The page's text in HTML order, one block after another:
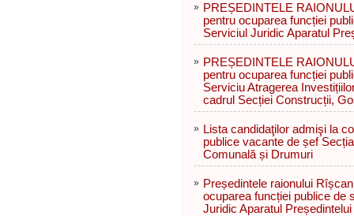
» PREȘEDINTELE
pentru ocuparea funcției
Serviciul Juridic Aparatul
» PREȘEDINTELE
pentru ocuparea funcției
Serviciu Atragerea
cadrul Secției Construcții,
» Lista candidaţilor admişi la
publice vacante de șef
Comunală și Drumuri
» Președintele raionului
ocuparea funcției publice de
Juridic Aparatul Președintelui